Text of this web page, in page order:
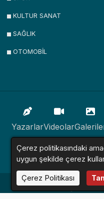
KULTUR SANAT
SAĞLIK
OTOMOBİL
YazarlarVideolar
İlanlar
Haber Sitesi © 2016 -
Çerez politikasındaki
uygun şekilde çerez
Çerez Politikası